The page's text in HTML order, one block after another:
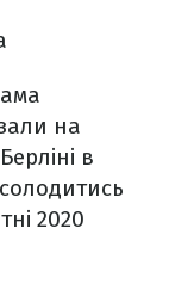
на
в
2020